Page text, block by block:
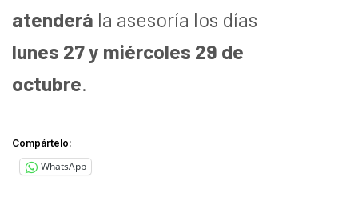
atenderá la asesoría los días
lunes 27 y miércoles 29 de
octubre.
Compártelo:
WhatsApp